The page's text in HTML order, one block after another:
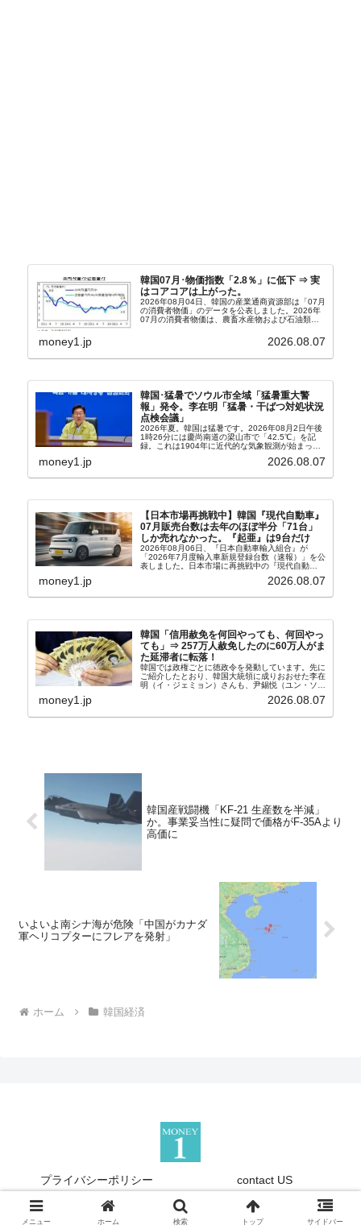
韓国07月･物価指数「2.8％」に低下 ⇒ 実
はコアコアは上がった。
2026年08月04日、韓国の産業通商資源部は「07月
の消費者物価」のデータを公表しました。2026年
07月の消費者物価は、農畜水産物および石油類の
2.8％上昇（06月は3.2％）となり、上昇率は前...
money1.jp 2026.08.07
韓国･猛暑でソウル市全域「猛暑重大警
報」発令。李在明「猛暑・干ばつ対処状況
点検会議」
2026年夏。韓国は猛暑です。2026年08月2日午後
1時26分には慶尚南道の梁山市で「42.5℃」を記
録。これは1904年に近代的な気象観測が始まって
ウル市全域への「猛暑重大警報」が発令され...
money1.jp 2026.08.07
【日本市場再挑戦中】韓国『現代自動車』
07月販売台数は去年のほぼ半分「71台」
しか売れなかった。『起亜』は9台だけ
2026年08月06日、『日本自動車輸入組合』が
「2026年7月度輸入車新規登録台数（速報）」を公
表しました。日本市場に再挑戦中の『現代自動
台数はこの中に捉えられているはずです。先月から
money1.jp 2026.08.07
韓国「信用赦免を何回やっても、何回やっ
ても」⇒ 257万人赦免したのに60万人がま
た延滞者に転落！
韓国では政権ごとに徳政令を発動しています。先に
ご紹介したとおり、韓国大統領に成りおおせた李在
明（イ・ジェミョン）さんも、尹錫悦（ユン・ソギ
バンクにして不良債権の買い取りを行い、分割償還
money1.jp 2026.08.07
韓国産戦闘機「KF-21 生産数を半減」
か。事業妥当性に疑問で価格がF-35Aより
高価に
いよいよ南シナ海が危険「中国がカナダ
軍ヘリコプターにフレアを発射」
ホーム 韓国経済
プライバシーポリシー contact US
Copyright © 2013-2026 『Money1』 All Rights Reserved.
メニュー ホーム 検索 トップ サイドバー